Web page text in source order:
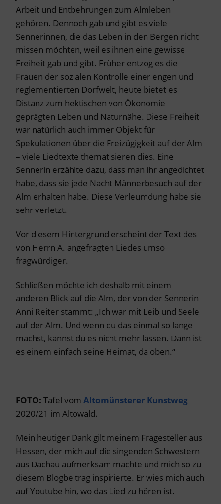
Arbeit und Entbehrungen zum Almleben
gehören. Dennoch gab und gibt es viele
Sennerinnen, die das Leben in den Bergen nicht
missen möchten, weil es ihnen eine gewisse
Freiheit gab und gibt. Früher entzog es die
Frauen der sozialen Kontrolle einer engen und
reglementierten Dorfwelt, heute bietet es
Distanz zum hektischen von Ökonomie
geprägten Leben und Naturnähe. Diese Freiheit
war natürlich auch immer Objekt für
Spekulationen über die Freizügigkeit auf der Alm
– viele Liedtexte thematisieren dies. Eine
Sennerin erzählte dazu, dass man ihr angedichtet
habe, dass sie jede Nacht Männerbesuch auf der
Alm erhalten habe. Diese Verleumdung habe sie
sehr verletzt.
Vor diesem Hintergrund erscheint der Text des
von Herrn A. angefragten Liedes umso
fragwürdiger.
Schließen möchte ich deshalb mit einem
anderen Blick auf die Alm, der von der Sennerin
Anni Reiter stammt: „Ich war mit Leib und Seele
auf der Alm. Und wenn du das einmal so lange
machst, kannst du es nicht mehr lassen. Dann ist
es einem einfach seine Heimat, da oben.“
FOTO: Tafel vom Altomünsterer Kunstweg
2020/21 im Altowald.
Mein heutiger Dank gilt meinem Fragesteller aus
Hessen, der mich auf die singenden Schwestern
aus Dachau aufmerksam machte und mich so zu
diesem Blogbeitrag inspirierte. Er wies mich auch
auf Youtube hin, wo das Lied zu hören ist.